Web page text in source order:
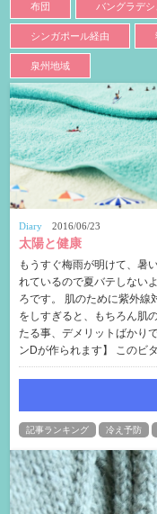
布団 バングラデシ
シンガポール経由
泉州地域
Diary 2016/06/23
太陽と健康
もうすぐ梅雨が明けて、暑
れているので夏バテしない
ろです。 肌のために紫外線
をしすぎると、もちろん肌
たる事、デメリットばかり
ンDが作られます】 このビ
記事ランキング 冷え予防